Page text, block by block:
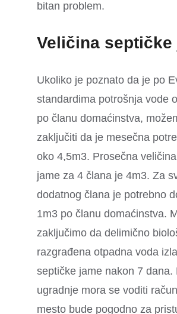
bitan problem.
Veličina septičke
Ukoliko je poznato da je po
standardima potrošnja vode
po članu domaćinstva,
zaključiti da je mesečna
oko 4,5m3. Prosečna
jame za 4 člana je 4m3. Za
dodatnog člana je potrebno
1m3 po članu domaćinstva.
zaključimo da delimično
razgrađena otpadna voda
septičke jame nakon 7 dana.
ugradnje mora se voditi
mesto bude pogodno za